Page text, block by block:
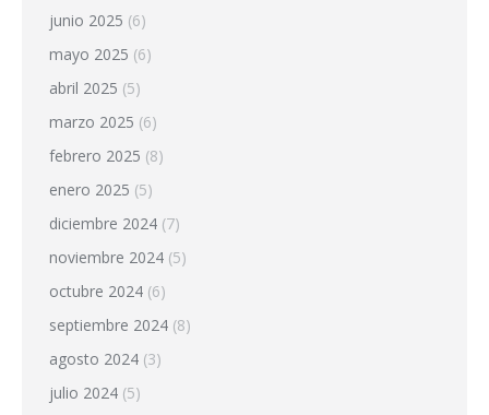
junio 2025 (6)
mayo 2025 (6)
abril 2025 (5)
marzo 2025 (6)
febrero 2025 (8)
enero 2025 (5)
diciembre 2024 (7)
noviembre 2024 (5)
octubre 2024 (6)
septiembre 2024 (8)
agosto 2024 (3)
julio 2024 (5)